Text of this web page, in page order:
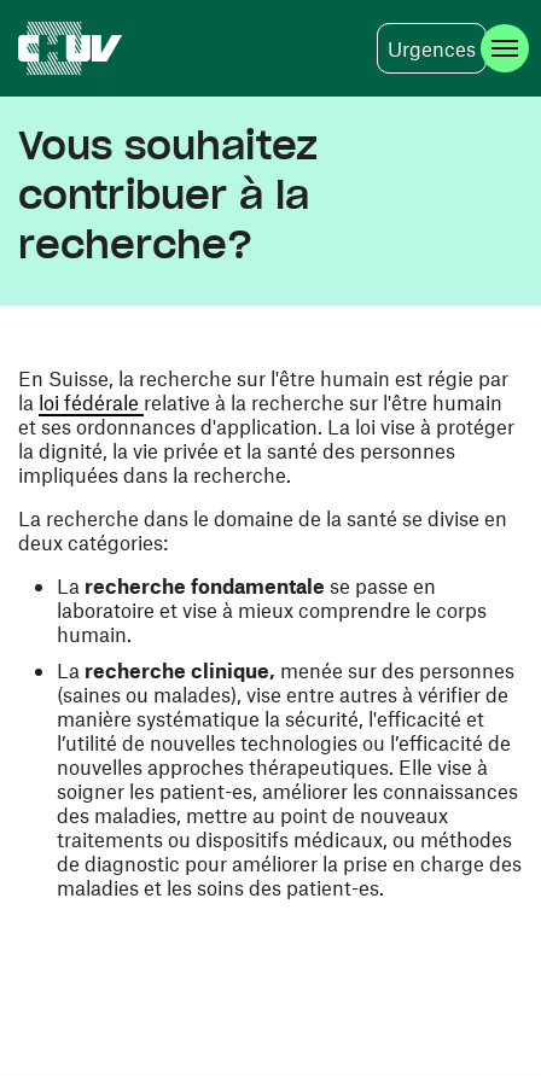
Urgences
Vous souhaitez
contribuer à la
recherche?
En Suisse, la recherche sur l'être humain est régie par
la loi fédérale (opens in a new window)
relative à la recherche sur l'être humain
et ses ordonnances d'application. La loi vise à protéger
la dignité, la vie privée et la santé des personnes
impliquées dans la recherche.
La recherche dans le domaine de la santé se divise en
deux catégories:
La recherche fondamentale se passe en
laboratoire et vise à mieux comprendre le corps
humain.
La recherche clinique, menée sur des personnes
(saines ou malades), vise entre autres à vérifier de
manière systématique la sécurité, l'efficacité et
l’utilité de nouvelles technologies ou l’efficacité de
nouvelles approches thérapeutiques. Elle vise à
soigner les patient-es, améliorer les connaissances
des maladies, mettre au point de nouveaux
traitements ou dispositifs médicaux, ou méthodes
de diagnostic pour améliorer la prise en charge des
maladies et les soins des patient-es.